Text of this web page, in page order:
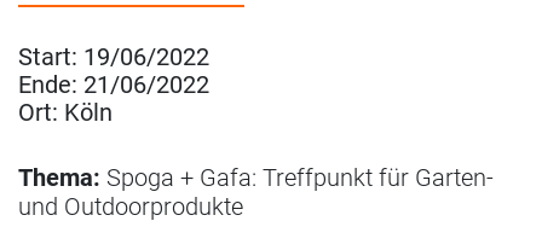
Start: 19/06/2022
Ende: 21/06/2022
Ort: Köln
Thema: Spoga + Gafa: Treffpunkt für Garten-
und Outdoorprodukte